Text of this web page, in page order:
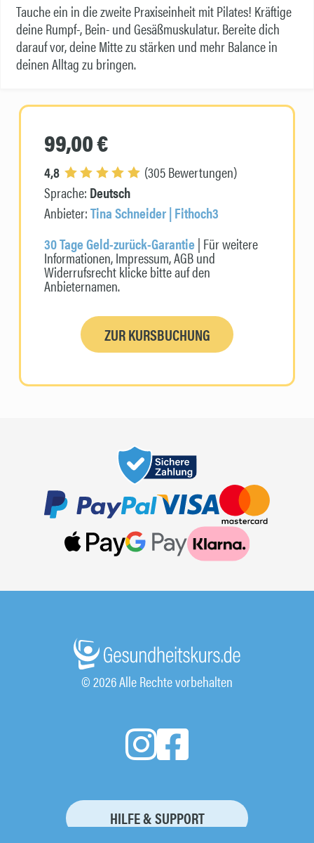
Tauche ein in die zweite Praxiseinheit mit Pilates! Kräftige
deine Rumpf-, Bein- und Gesäßmuskulatur. Bereite dich
darauf vor, deine Mitte zu stärken und mehr Balance in
deinen Alltag zu bringen.
99,00 €
4,8
(305 Bewertungen)
Sprache: Deutsch
Anbieter:Tina Schneider | Fithoch3
30 Tage Geld-zurück-Garantie| Für weitere
Informationen, Impressum, AGB und
Widerrufsrecht klicke bitte auf den
Anbieternamen.
ZUR KURSBUCHUNG
© 2026 Alle Rechte vorbehalten
HILFE & SUPPORT